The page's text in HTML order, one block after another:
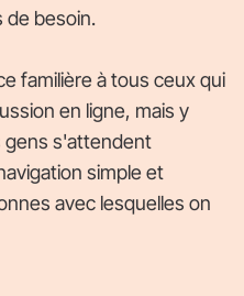
de besoin.
familière à tous ceux qui
en ligne, mais y
gens s'attendent
simple et
avec lesquelles on